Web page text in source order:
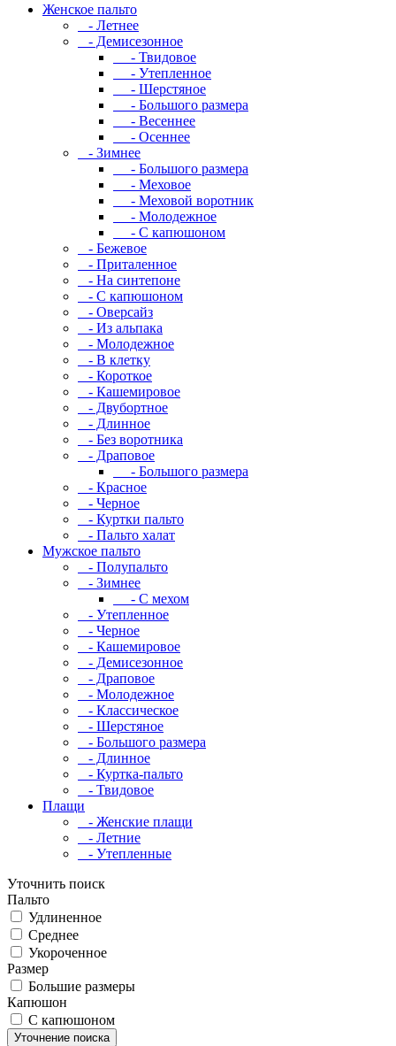
Женское пальто
- Летнее
- Демисезонное
- Твидовое
- Утепленное
- Шерстяное
- Большого размера
- Весеннее
- Осеннее
- Зимнее
- Большого размера
- Меховое
- Меховой воротник
- Молодежное
- С капюшоном
- Бежевое
- Приталенное
- На синтепоне
- С капюшоном
- Оверсайз
- Из альпака
- Молодежное
- В клетку
- Короткое
- Кашемировое
- Двубортное
- Длинное
- Без воротника
- Драповое
- Большого размера
- Красное
- Черное
- Куртки пальто
- Пальто халат
Мужское пальто
- Полупальто
- Зимнее
- С мехом
- Утепленное
- Черное
- Кашемировое
- Демисезонное
- Драповое
- Молодежное
- Классическое
- Шерстяное
- Большого размера
- Длинное
- Куртка-пальто
- Твидовое
Плащи
- Женские плащи
- Летние
- Утепленные
Уточнить поиск
Пальто
Удлиненное
Среднее
Укороченное
Размер
Большие размеры
Капюшон
С капюшоном
Уточнение поиска